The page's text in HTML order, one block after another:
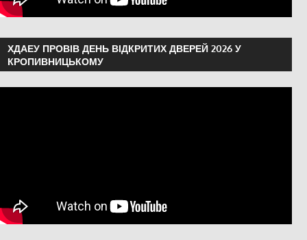
ХДАЕУ ПРОВІВ ДЕНЬ ВІДКРИТИХ ДВЕРЕЙ 2026 У
КРОПИВНИЦЬКОМУ